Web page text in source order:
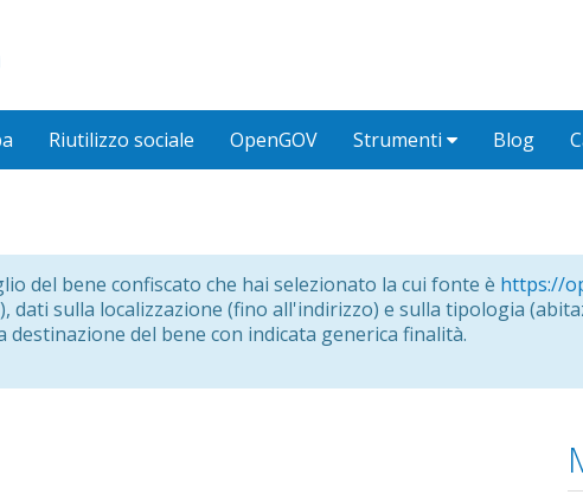
Riutilizzo sociale OpenGOV Strumenti Blog
del bene confiscato che hai selezionato la cui fonte è https://
dati sulla localizzazione (fino all'indirizzo) e sulla tipologia
del bene con indicata generica finalità.